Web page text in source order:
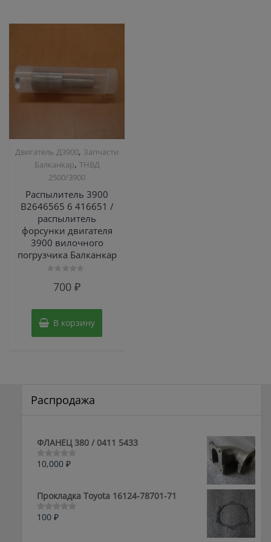
Двигатель Д3900, Запчасти
Балканкар, ТНВД
2500/3900
Распылитель 3900
B2646565 6 416651 /
распылитель
форсунки двигателя
3900 вилочного
погрузчика Балканкар
700₽
В корзину
Распродажа
ФЛАНЕЦ 380 / 0411 5433
Оценка
5
10,000 ₽
Прокладка Toyota 16124-78701-71
Оценка
100 ₽